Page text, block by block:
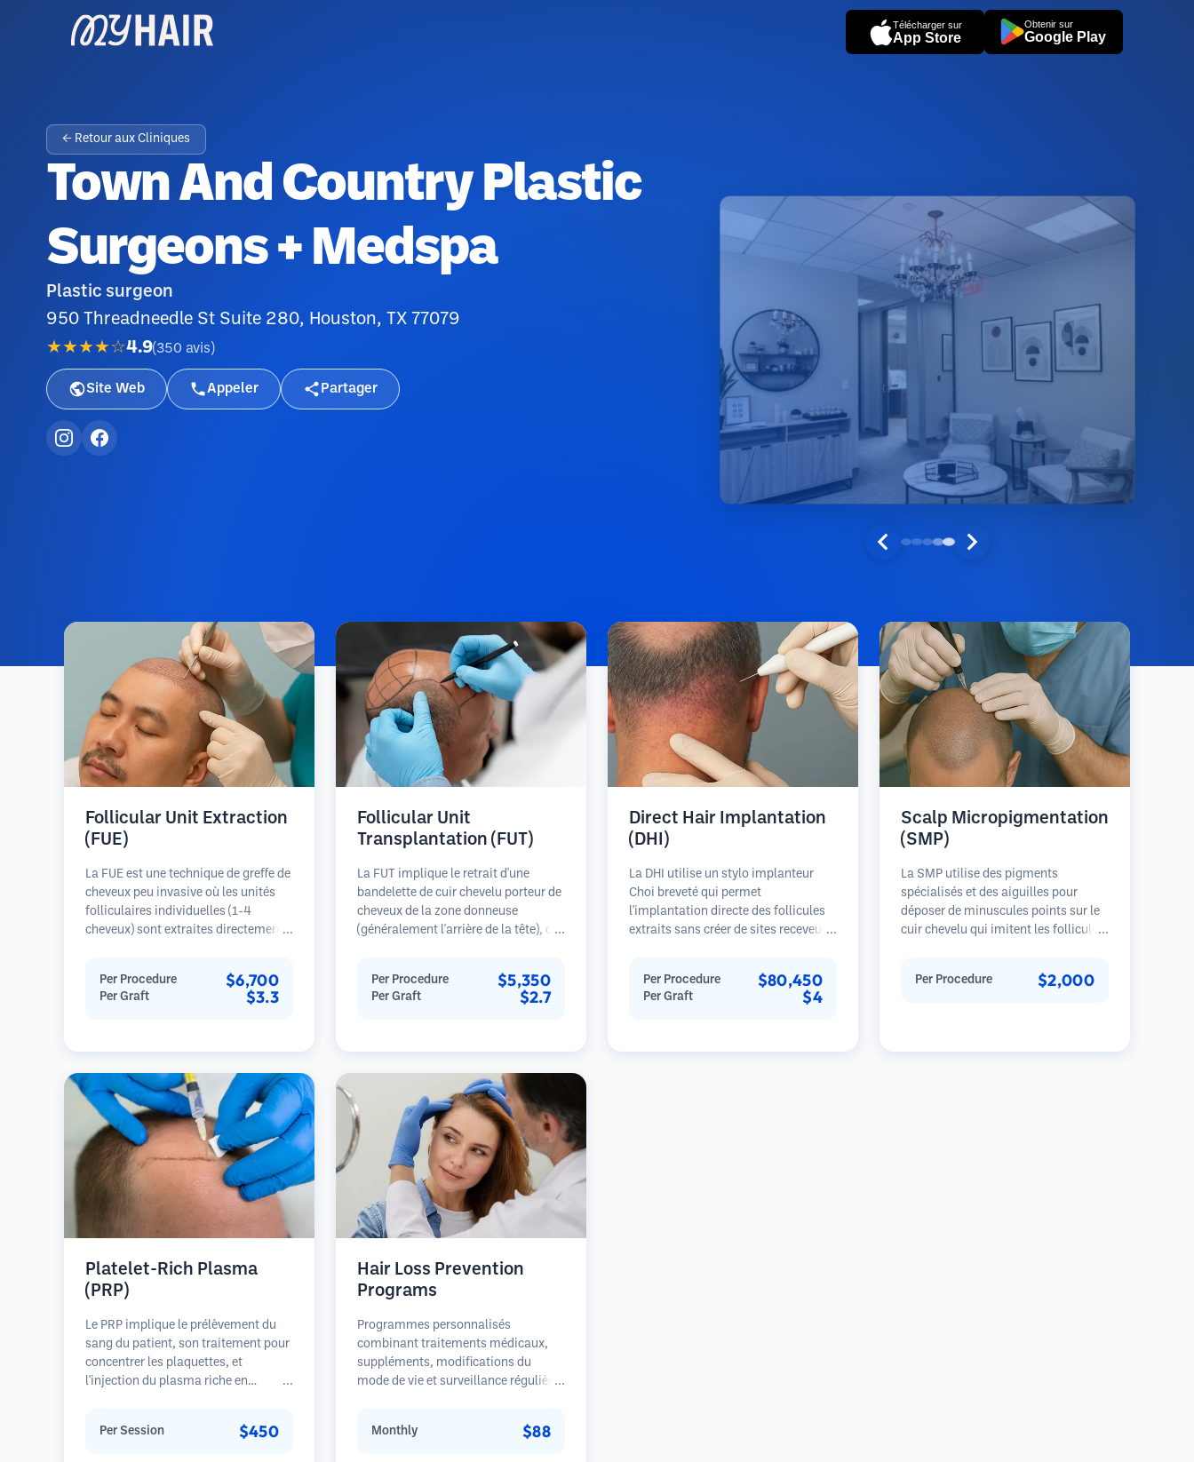
Télécharger sur
App Store
Obtenir sur
Google Play
← Retour aux Cliniques
Town And Country Plastic
Surgeons + Medspa
Plastic surgeon
950 Threadneedle St Suite 280, Houston, TX 77079
★★★★☆4.9(350 avis )
Site Web Appeler Partager
Follicular Unit Extraction
(FUE)
La FUE est une technique de greffe de
cheveux peu invasive où les unités
folliculaires individuelles (1-4
cheveux) sont extraites directement
follicules sont ensuite implantés
dans les sites receveurs des zones
rapide par rapport aux méthodes de
prélèvement en bandelette.
Per Procedure $6,700
Per Graft $3.3
Follicular Unit
Transplantation (FUT)
La FUT implique le retrait d'une
bandelette de cuir chevelu porteur de
cheveux de la zone donneuse
(généralement l'arrière de la tête), qui
individuelles. Ces unités sont
Per Procedure $5,350
Per Graft $2.7
Direct Hair Implantation
(DHI)
La DHI utilise un stylo implanteur
Choi breveté qui permet
l'implantation directe des follicules
extraits sans créer de sites receveurs
de la direction et de l'angle des
Per Procedure $80,450
Per Graft $4
Scalp Micropigmentation
(SMP)
La SMP utilise des pigments
spécialisés et des aiguilles pour
déposer de minuscules points sur le
cuir chevelu qui imitent les follicules
rasée de près. La procédure nécessite
Per Procedure $2,000
Platelet-Rich Plasma
(PRP)
Le PRP implique le prélèvement du
sang du patient, son traitement pour
concentrer les plaquettes, et
l'injection du plasma riche en
dans les plaquettes peuvent stimuler
Per Session $450
Hair Loss Prevention
Programs
Programmes personnalisés
combinant traitements médicaux,
suppléments, modifications du
mode de vie et surveillance régulière
sur la prévention plutôt que la
Monthly $88